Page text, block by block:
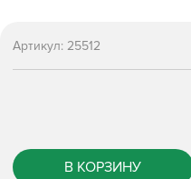
Артикул: 25512
В КОРЗИНУ